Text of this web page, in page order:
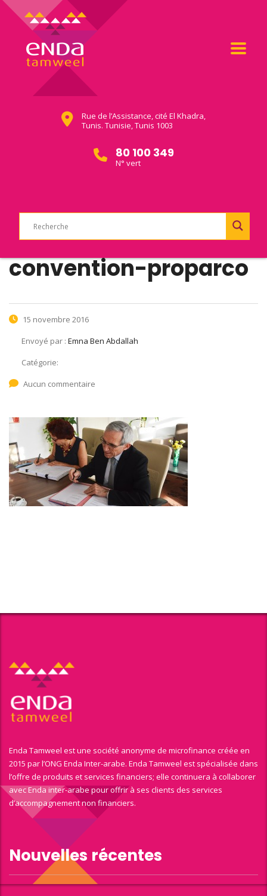
Rue de l’Assistance, cité El Khadra,
Tunis. Tunisie, Tunis 1003
80 100 349
N° vert
convention-proparco
15 novembre 2016
Envoyé par : Emna Ben Abdallah
Catégorie:
Aucun commentaire
Enda Tamweel est une société anonyme de microfinance créée en
2015 par l’ONG Enda Inter-arabe. Enda Tamweel est spécialisée dans
l’offre de produits et services financiers; elle continuera à collaborer
avec Enda inter-arabe pour offrir à ses clients des services
d’accompagnement non financiers.
Nouvelles récentes